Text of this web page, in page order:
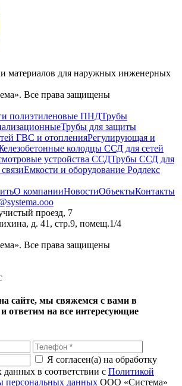
материалов для наружных инженерных
Все права защищены
полиэтиленовые ПНДТрубы
Трубы для защиты
ГВС и отопленияРегулирующая и
колодцы ССД для сетей
устройства ССДТрубы ССД для
Емкости и оборудование Родлекс
О компанииНовостиОбъектыКонтакты
проезд, 7
д. 41, стр.9, помещ.1/4
Все права защищены
сайте, мы свяжемся с вами в
ответим на все интересующие
Я согласен(а) на обработку
в соответствии с Политикой
персональных данных ООО «Система»